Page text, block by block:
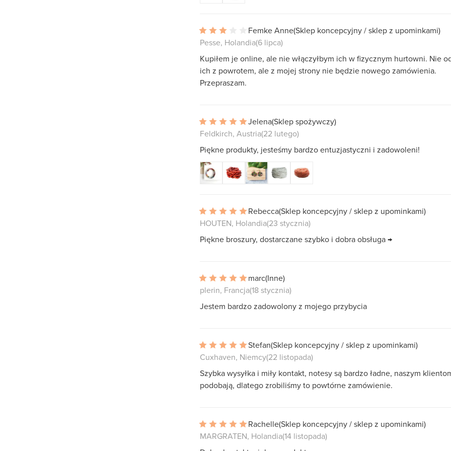
Femke Anne(Sklep koncepcyjny / sklep z upominkami)
Pesse, Holandia(6 lipca)
Kupiłem je online, ale nie włączyłbym ich w fizycznym hurtowni. Nie
ich z powrotem, ale z mojej strony nie będzie nowego zamówienia.
Przepraszam.
Jelena(Sklep spożywczy)
Feldkirch, Austria(22 lutego)
Piękne produkty, jesteśmy bardzo entuzjastyczni i zadowoleni!
Rebecca(Sklep koncepcyjny / sklep z upominkami)
HOUTEN, Holandia(23 stycznia)
Piękne broszury, dostarczane szybko i dobra obsługa →
marc(Inne)
plerin, Francja(18 stycznia)
Jestem bardzo zadowolony z mojego przybycia
Stefan(Sklep koncepcyjny / sklep z upominkami)
Cuxhaven, Niemcy(22 listopada)
Szybka wysyłka i miły kontakt, notesy są bardzo ładne, naszym
podobają, dlatego zrobiliśmy to powtórne zamówienie.
Rachelle(Sklep koncepcyjny / sklep z upominkami)
MARGRATEN, Holandia(14 listopada)